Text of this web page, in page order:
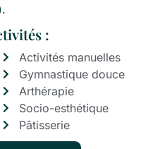
:
Activités manuelles
Gymnastique douce
Arthérapie
Socio-esthétique
Pâtisserie